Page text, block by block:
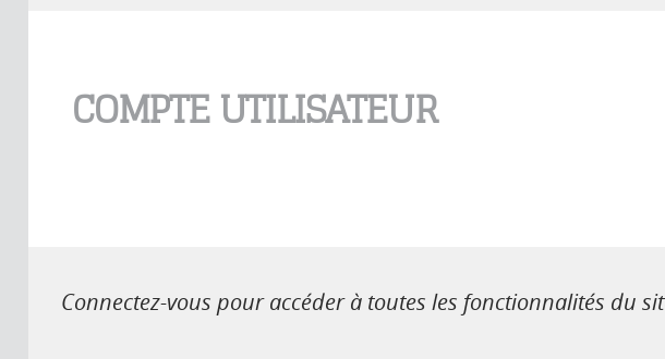
COMPTE UTILISATEUR
Connectez-vous pour accéder à toutes les fonctionnalités du